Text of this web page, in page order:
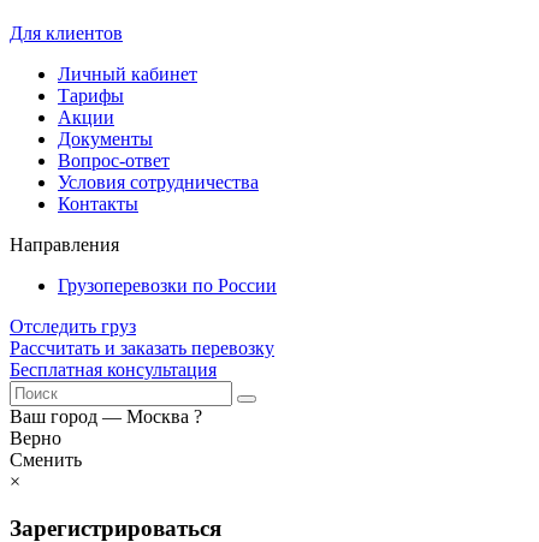
Для клиентов
Личный кабинет
Тарифы
Акции
Документы
Вопрос-ответ
Условия сотрудничества
Контакты
Направления
Грузоперевозки по России
Отследить груз
Рассчитать и заказать перевозку
Бесплатная консультация
Ваш город — Москва ?
Верно
Сменить
×
Зарегистрироваться